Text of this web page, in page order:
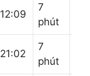
12:09
7
phút
21:02
7
phút